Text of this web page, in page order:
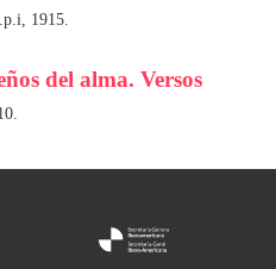
1915.
del alma. Versos